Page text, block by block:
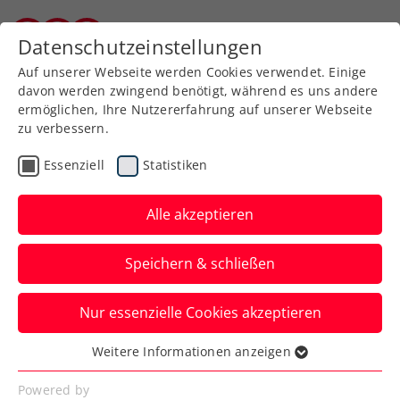
Zurück zur Newsübersicht
Allgemeine Klasse
win2day ÖTV-
Staatsmeisterschaften:
Burgenländer:innentag
und Damen-
Gesetztensterben
Die Damen von fünf bis acht sind out. Am
Donnerstag steigen in Oberpullendorf die
Datenschutzeinstellungen
Auf unserer Webseite werden Cookies verwendet. Einige
davon werden zwingend benötigt, während es uns andere
ermöglichen, Ihre Nutzererfahrung auf unserer Webseite
zu verbessern.
Essenziell Statistiken
Alle akzeptieren
Speichern & schließen
Nur essenzielle Cookies akzeptieren
Essenziell
Essenzielle Cookies werden für grundlegende
Weitere Informationen anzeigen
Powered by